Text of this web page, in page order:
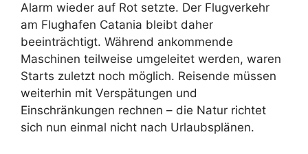
Alarm wieder auf Rot setzte. Der Flugverkehr
am Flughafen Catania bleibt daher
beeinträchtigt. Während ankommende
Maschinen teilweise umgeleitet werden, waren
Starts zuletzt noch möglich. Reisende müssen
weiterhin mit Verspätungen und
Einschränkungen rechnen – die Natur richtet
sich nun einmal nicht nach Urlaubsplänen.